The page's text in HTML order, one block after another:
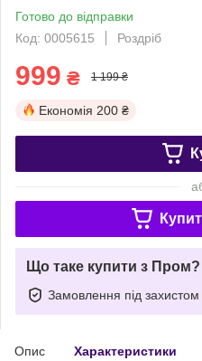
Готово до відправки
Код: 0005615
Роздріб
999 ₴ 1 199 ₴
Економія 200 ₴
Що таке купити з Пром?
Замовлення під захистом
Опис Характеристики